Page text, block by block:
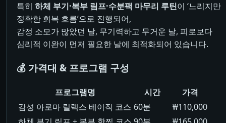
특히 하체 부기·복부 림프·수분팩 마무리 루틴이 ‘느리지만
정확한 회복 흐름’으로 진행되어,
감정 소모가 많았던 날, 무기력하고 무거운 날, 피로보다
심리적 이완이 먼저 필요한 날에 최적화되어 있습니다.
💰 가격대 & 프로그램 구성
프로그램명 시간
가격
감성 아로마 릴렉스 베이직 코스 60분
₩110,000